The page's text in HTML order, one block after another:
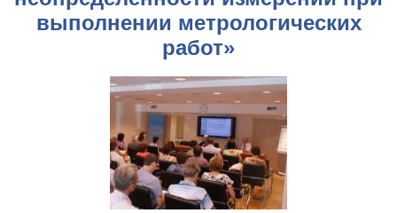
выполнении метрологических
работ»